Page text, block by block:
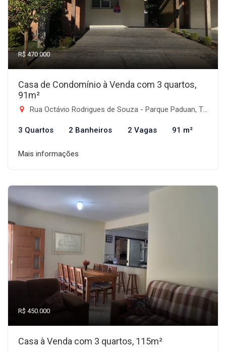
R$ 470.000
Casa de Condomínio à Venda com 3 quartos,
91m²
Rua Octávio Rodrigues de Souza - Parque Paduan, Taubaté-SP
3 Quartos 2 Banheiros 2 Vagas 91 m²
Mais informações
R$ 450.000
Casa à Venda com 3 quartos, 115m²